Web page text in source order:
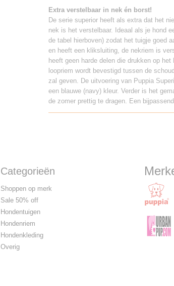
Extra verstelbaar in nek én borst!
De serie superior heeft als extra dat het
nek is het verstelbaar. Ideaal als je hond
de tabel hierboven) zodat het tuigje goed
en heeft een kliksluiting, de nekriem is
heeft geen harde delen die drukken op
loopriem wordt bevestigd tussen de
zal geven. De uitvoering van Puppia
een blauwe (navy) kleur. Verder is het
de zomer prettig te dragen. Een
Categorieën
Shoppen op merk
Sale 50% off
Hondentuigen
Hondenriem
Hondenkleding
Overig